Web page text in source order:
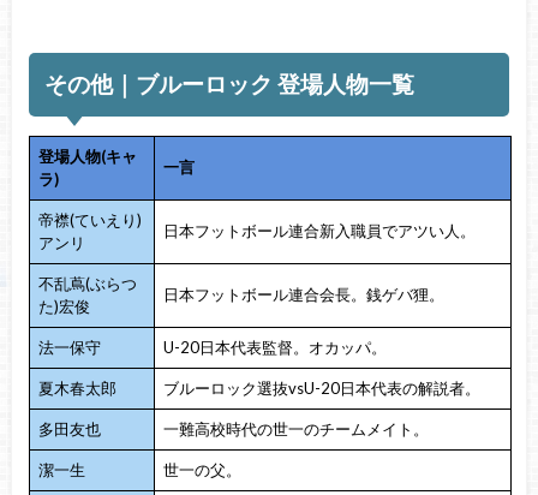
その他｜ブルーロック 登場人物一覧
登場人物(キャ
ラ)
一言
帝襟(ていえり)
アンリ
日本フットボール連合新入職員でアツい人。
不乱蔦(ぶらつ
た)宏俊
日本フットボール連合会長。銭ゲバ狸。
法一保守 U-20日本代表監督。オカッパ。
夏木春太郎 ブルーロック選抜vsU-20日本代表の解説者。
多田友也 一難高校時代の世一のチームメイト。
潔一生 世一の父。